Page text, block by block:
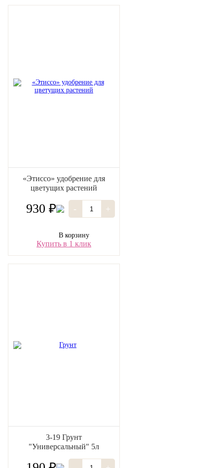
«Этиссо» удобрение для
цветущих растений
930 ₽ - +
В корзину
Купить в 1 клик
3-19 Грунт
"Универсальный" 5л